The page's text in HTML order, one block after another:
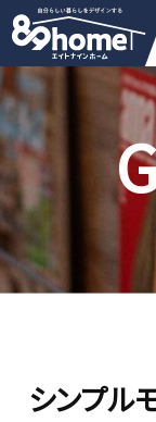
シンプル